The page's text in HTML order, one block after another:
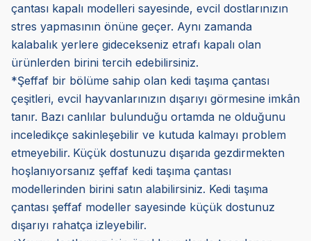
çantası kapalı modelleri sayesinde, evcil dostlarınızın
stres yapmasının önüne geçer. Aynı zamanda
kalabalık yerlere gidecekseniz etrafı kapalı olan
ürünlerden birini tercih edebilirsiniz.
*Şeffaf bir bölüme sahip olan kedi taşıma çantası
çeşitleri, evcil hayvanlarınızın dışarıyı görmesine imkân
tanır. Bazı canlılar bulunduğu ortamda ne olduğunu
inceledikçe sakinleşebilir ve kutuda kalmayı problem
etmeyebilir. Küçük dostunuzu dışarıda gezdirmekten
hoşlanıyorsanız şeffaf kedi taşıma çantası
modellerinden birini satın alabilirsiniz. Kedi taşıma
çantası şeffaf modeller sayesinde küçük dostunuz
dışarıyı rahatça izleyebilir.